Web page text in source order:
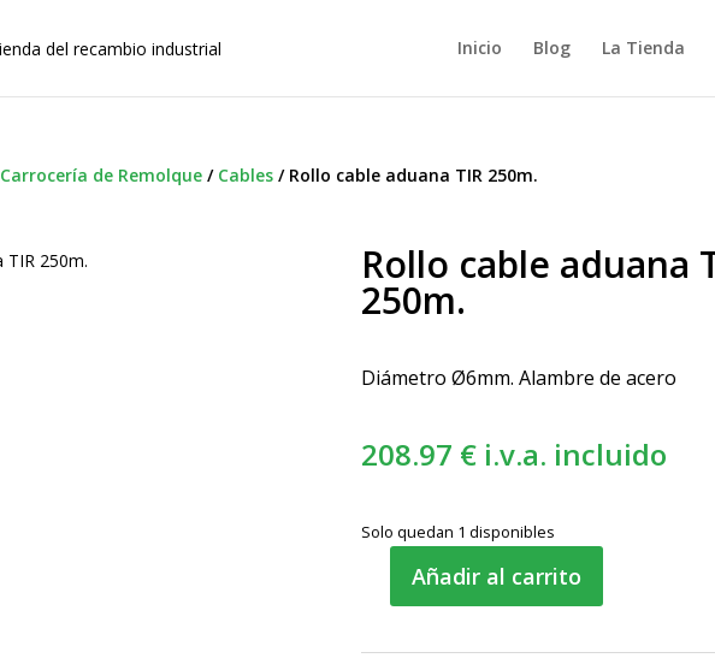
Inicio Blog La Tienda
Carrocería de Remolque / Cables / Rollo cable aduana TIR 250m.
Rollo cable aduana
250m.
Diámetro Ø6mm. Alambre de acero
208.97 € i.v.a. incluido
Solo quedan 1 disponibles
Añadir al carrito